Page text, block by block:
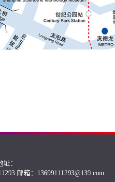
址：
邮箱：13699111293@139.com